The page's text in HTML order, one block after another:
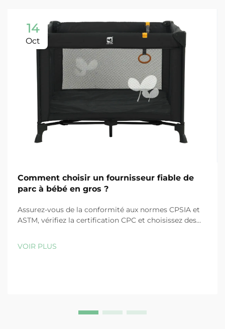
14
Oct
Comment choisir un fournisseur fiable de
parc à bébé en gros ?
Assurez-vous de la conformité aux normes CPSIA et
ASTM, vérifiez la certification CPC et choisissez des
garanties et de faibles quantités minimales de
VOIR PLUS